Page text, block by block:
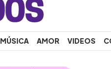
MÚSICA AMOR VIDEOS